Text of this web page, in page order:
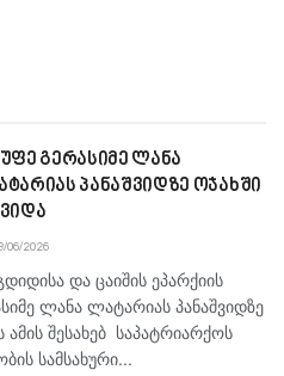
გერასიმე ლანა
პანაშვიდზე ოჯახში
06/2026
და ცაიშის ეპარქიის
ლანა ლატარიას პანაშვიდზე
შესახებ საპატრიარქოს
სამსახური...